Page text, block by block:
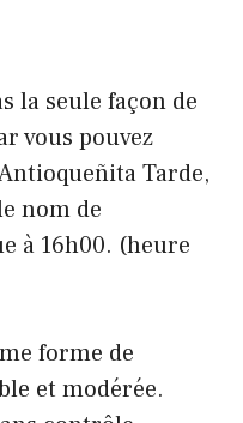
la seule façon de
vous pouvez
Tarde,
nom de
à 16h00. (heure
forme de
et modérée.